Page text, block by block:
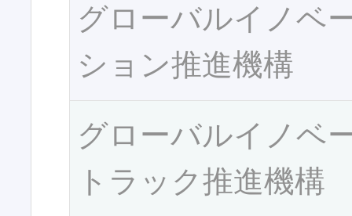
グローバルイノベ
ション推進機構
グローバルイノベ
トラック推進機構